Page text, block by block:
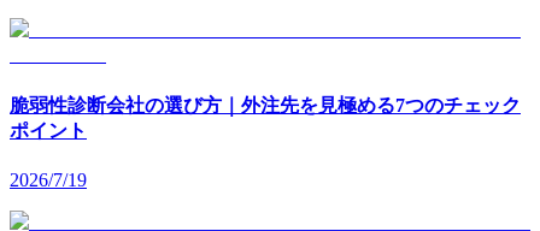
脆弱性診断会社の選び方｜外注先を見極める7つのチェック
ポイント
2026/7/19